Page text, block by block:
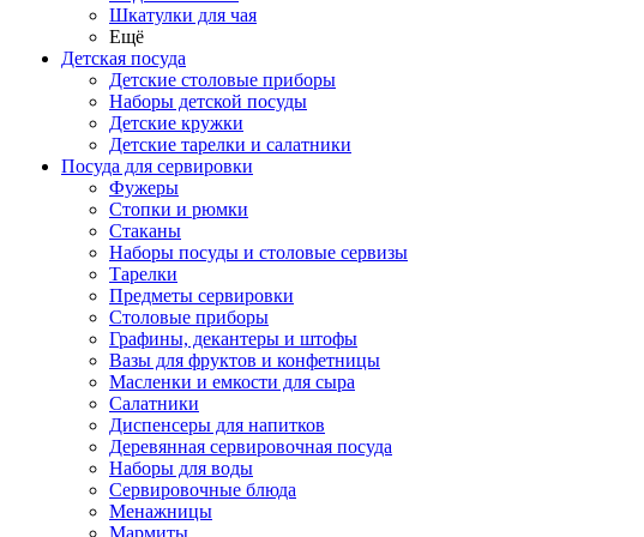
Шкатулки для чая
Ещё
Детская посуда
Детские столовые приборы
Наборы детской посуды
Детские кружки
Детские тарелки и салатники
Посуда для сервировки
Фужеры
Стопки и рюмки
Стаканы
Наборы посуды и столовые сервизы
Тарелки
Предметы сервировки
Столовые приборы
Графины, декантеры и штофы
Вазы для фруктов и конфетницы
Масленки и емкости для сыра
Салатники
Диспенсеры для напитков
Деревянная сервировочная посуда
Наборы для воды
Сервировочные блюда
Менажницы
Мармиты